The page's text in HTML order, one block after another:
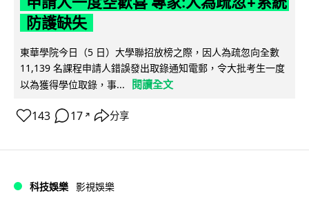
防護缺失
東華學院今日（5 日）大學聯招放榜之際，因人為疏忽向全數
11,139 名課程申請人錯誤發出取錄通知電郵，令大批考生一度
以為獲得學位取錄，事...
閱讀全文
143 17 ↗ 分享
科技娛樂 影視娛樂